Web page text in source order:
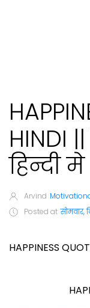
HINDI
हिन्दी मे
Arvind
Posted at सोमवार,
HAPPINESS